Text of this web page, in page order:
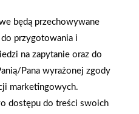
będą przechowywane
przygotowania i
na zapytanie oraz do
Pana wyrażonej zgody
marketingowych.
dostępu do treści swoich